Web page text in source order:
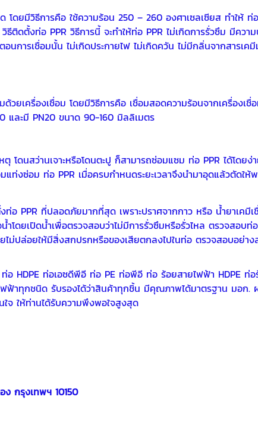
ดยมีวิธีการคือ ใช้ความร้อน 250 – 260 องศาเซลเซียส ทำให้ ท่
ติดตั้งท่อ PPR วิธีการนี้ จะทำให้ท่อ PPR ไม่เกิดการรั่วซึม มีควา
นการเชื่อมนั้น ไม่เกิดประกายไฟ ไม่เกิดควัน ไม่มีกลิ่นจากสารเค
วยเครื่องเชื่อม โดยมีวิธีการคือ เชื่อมสอดความร้อนจากเครื่องเชื่อ
และมี PN20 ขนาด 90-160 มิลลิเมตร
ตุ โดนสว่านเจาะหรือโดนตะปู ก็สามารถซ่อมแซม ท่อ PPR ได้โดย
งซ่อม ท่อ PPR เมื่อครบกำหนดระยะเวลาจึงนำมาอุดแล้วตัดให้
อ PPR ที่ปลอดภัยมากที่สุด เพราะปราศจากกาว หรือ น้ำยาเคมีเ
ดยเปิดน้ำเพื่อตรวจสอบว่าไม่มีการรั่วซึมหรือรั่วไหล ตรวจสอบท่อ
ไม่ปล่อยให้มีสิ่งสกปรกหรือของเสียตกลงไปในท่อ ตรวจสอบอย่าง
อ HDPE ท่อเอซดีพีอี ท่อ PE ท่อพีอี ท่อ ร้อยสายไฟฟ้า HDPE ท่อ
ฟ้าทุกชนิด รับรองได้ว่าสินค้าทุกชิ้น มีคุณภาพได้มาตรฐาน มอก.
ใจ ให้ท่านได้รับความพึงพอใจสูงสุด
กรุงเทพฯ 10150